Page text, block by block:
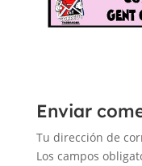
Enviar
Tu dirección de
Los campos